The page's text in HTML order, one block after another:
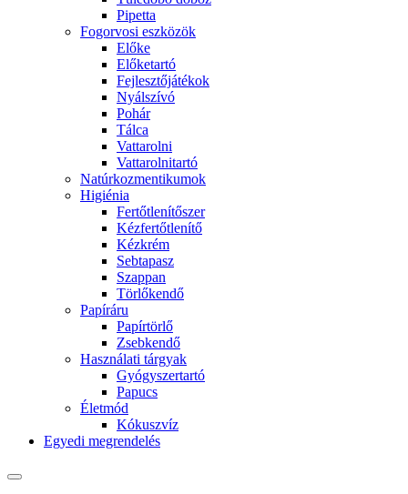
Pipetta
Fogorvosi eszközök
Előke
Előketartó
Fejlesztőjátékok
Nyálszívó
Pohár
Tálca
Vattarolni
Vattarolnitartó
Natúrkozmentikumok
Higiénia
Fertőtlenítőszer
Kézfertőtlenítő
Kézkrém
Sebtapasz
Szappan
Törlőkendő
Papíráru
Papírtörlő
Zsebkendő
Használati tárgyak
Gyógyszertartó
Papucs
Életmód
Kókuszvíz
Egyedi megrendelés